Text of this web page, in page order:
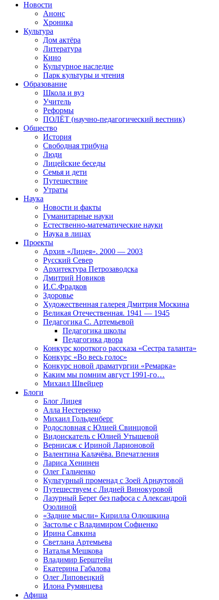
Новости
Анонс
Хроника
Культура
Дом актёра
Литература
Кино
Культурное наследие
Парк культуры и чтения
Образование
Школа и вуз
Учитель
Реформы
ПОЛЁТ (научно-педагогический вестник)
Общество
История
Свободная трибуна
Люди
Лицейские беседы
Семья и дети
Путешествие
Утраты
Наука
Новости и факты
Гуманитарные науки
Естественно-математические науки
Наука в лицах
Проекты
Архив «Лицея». 2000 — 2003
Русский Север
Архитектура Петрозаводска
Дмитрий Новиков
И.С.Фрадков
Здоровье
Художественная галерея Дмитрия Москина
Великая Отечественная. 1941 — 1945
Педагогика С. Артемьевой
Педагогика школы
Педагогика двора
Конкурс короткого рассказа «Сестра таланта»
Конкурс «Во весь голос»
Конкурс новой драматургии «Ремарка»
Каким мы помним август 1991-го…
Михаил Швейцер
Блоги
Блог Лицея
Алла Нестеренко
Михаил Гольденберг
Родословная с Юлией Свинцовой
Видоискатель с Юлией Утышевой
Вернисаж с Ириной Ларионовой
Валентина Калачёва. Впечатления
Лариса Хенинен
Олег Гальченко
Культурный променад с Зоей Арнаутовой
Путешествуем с Лидией Винокуровой
Лазурный Берег без пафоса с Александрой
Озолиной
«Задние мысли» Кирилла Олюшкина
Застолье с Владимиром Софиенко
Ирина Савкина
Светлана Артемьева
Наталья Мешкова
Владимир Берштейн
Екатерина Габалова
Олег Липовецкий
Илона Румянцева
Афиша